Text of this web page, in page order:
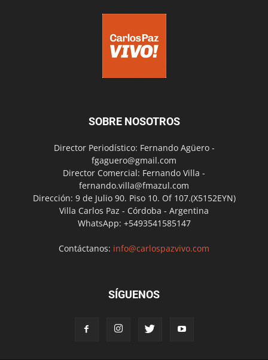
SOBRE NOSOTROS
Director Periodístico: Fernando Agüero -
fgaguero@gmail.com
Director Comercial: Fernando Villa -
fernando.villa@fmazul.com
Dirección: 9 de Julio 90. Piso 10. Of 107.(X5152EYN)
Villa Carlos Paz - Córdoba - Argentina
WhatsApp: +5493541585147
Contáctanos: info@carlospazvivo.com
SÍGUENOS